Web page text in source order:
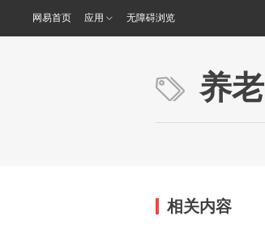
网易首页 应用 无障碍浏览
养老
相关内容